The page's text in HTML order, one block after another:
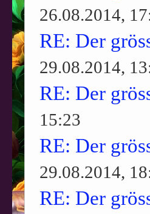
26.08.2014,
RE: Der
29.08.2014,
RE: Der
15:23
RE: Der
29.08.2014,
RE: Der